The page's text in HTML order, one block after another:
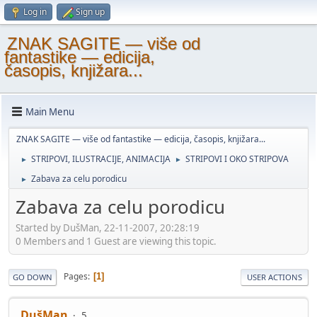
Log in Sign up
ZNAK SAGITE — više od
fantastike — edicija,
časopis, knjižara...
Main Menu
ZNAK SAGITE — više od fantastike — edicija, časopis, knjižara...
► STRIPOVI, ILUSTRACIJE, ANIMACIJA ► STRIPOVI I OKO STRIPOVA
► Zabava za celu porodicu
Zabava za celu porodicu
Started by DušMan, 22-11-2007, 20:28:19
0 Members and 1 Guest are viewing this topic.
GO DOWN Pages 1 USER ACTIONS